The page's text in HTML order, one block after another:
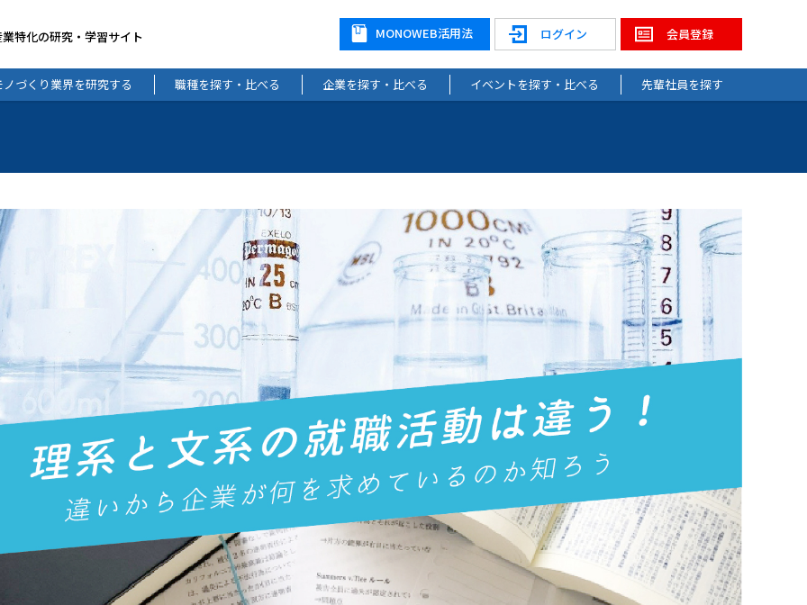
特化の研究・学習サイト 会員登録
ログイン
MONOWEB活用法
ノづくり業界を研究する 職種を探す・比べる 企業を探す・比べる イベントを探す・比べる 先輩社員を探す